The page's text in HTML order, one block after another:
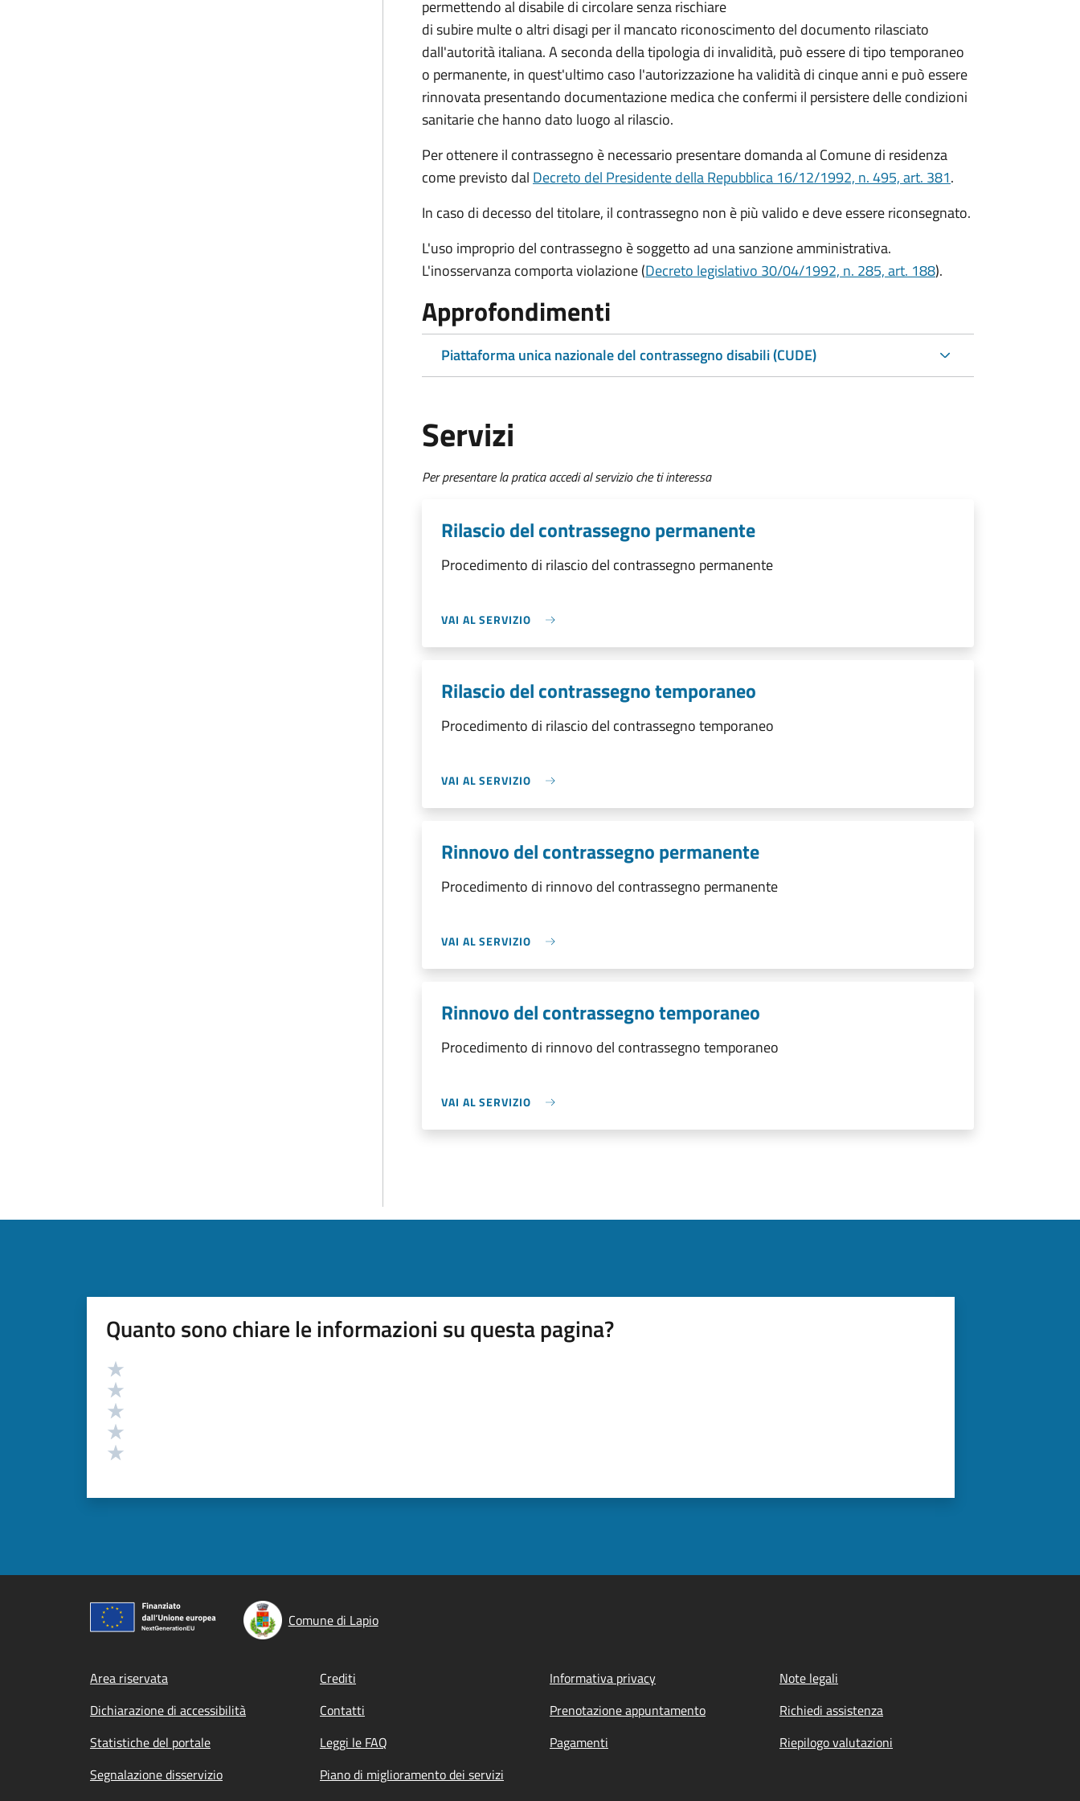
permettendo al disabile di circolare senza rischiare
di subire multe o altri disagi per il mancato riconoscimento del documento rilasciato
dall'autorità italiana. A seconda della tipologia di invalidità, può essere di tipo temporaneo
o permanente, in quest'ultimo caso l'autorizzazione ha validità di cinque anni e può essere
rinnovata presentando documentazione medica che confermi il persistere delle condizioni
sanitarie che hanno dato luogo al rilascio.
Per ottenere il contrassegno è necessario presentare domanda al Comune di residenza
come previsto dal Decreto del Presidente della Repubblica 16/12/1992, n. 495, art. 381.
In caso di decesso del titolare, il contrassegno non è più valido e deve essere riconsegnato.
L'uso improprio del contrassegno è soggetto ad una sanzione amministrativa.
L'inosservanza comporta violazione (Decreto legislativo 30/04/1992, n. 285, art. 188).
Approfondimenti
Piattaforma unica nazionale del contrassegno disabili (CUDE)
Servizi
Per presentare la pratica accedi al servizio che ti interessa
Rilascio del contrassegno permanente
Procedimento di rilascio del contrassegno permanente
VAI AL SERVIZIO
Rilascio del contrassegno temporaneo
Procedimento di rilascio del contrassegno temporaneo
VAI AL SERVIZIO
Rinnovo del contrassegno permanente
Procedimento di rinnovo del contrassegno permanente
VAI AL SERVIZIO
Rinnovo del contrassegno temporaneo
Procedimento di rinnovo del contrassegno temporaneo
VAI AL SERVIZIO
Quanto sono chiare le informazioni su questa pagina?
Valutazione
Comune di Lapio
Footer menu
Area riservata Crediti Informativa privacy
Note legali
Dichiarazione di accessibilità
Contatti Prenotazione appuntamento
Richiedi assistenza
Statistiche del portale
Leggi le FAQ Pagamenti
Riepilogo valutazioni
Segnalazione disservizio
Piano di miglioramento dei servizi